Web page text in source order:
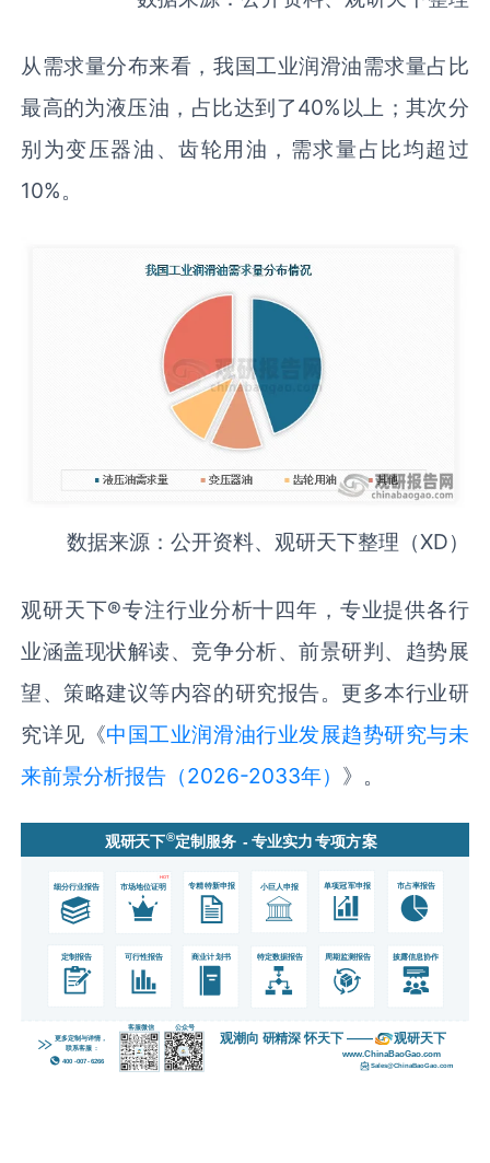
从需求量分布来看，我国工业润滑油需求量占比
最高的为液压油，占比达到了40%以上；其次分
别为变压器油、齿轮用油，需求量占比均超过
10%。
数据来源：公开资料、观研天下整理（XD）
观研天下®专注行业分析十四年，专业提供各行
业涵盖现状解读、竞争分析、前景研判、趋势展
望、策略建议等内容的研究报告。更多本行业研
究详见《中国工业润滑油行业发展趋势研究与未
来前景分析报告（2026-2033年） 》。